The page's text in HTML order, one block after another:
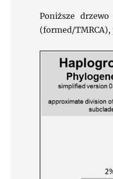
Poniższe
(formed/